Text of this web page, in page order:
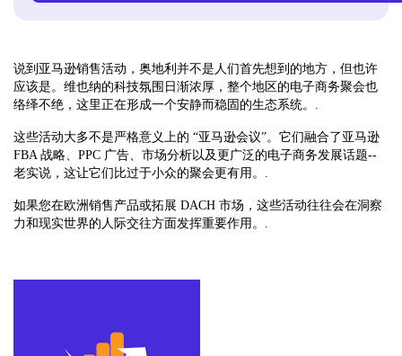
说到亚马逊销售活动，奥地利并不是人们首先想到的地方，但也许
应该是。维也纳的科技氛围日渐浓厚，整个地区的电子商务聚会也
络绎不绝，这里正在形成一个安静而稳固的生态系统。.
这些活动大多不是严格意义上的 “亚马逊会议”。它们融合了亚马逊
FBA 战略、PPC 广告、市场分析以及更广泛的电子商务发展话题--
老实说，这让它们比过于小众的聚会更有用。.
如果您在欧洲销售产品或拓展 DACH 市场，这些活动往往会在洞察
力和现实世界的人际交往方面发挥重要作用。.